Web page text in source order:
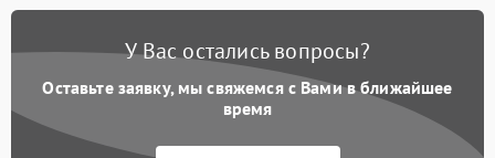
У Вас остались вопросы?
Оставьте заявку, мы свяжемся с Вами в ближайшее
время